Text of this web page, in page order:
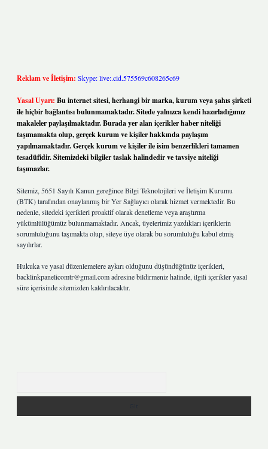
Reklam ve İletişim: Skype: live:.cid.575569c608265c69
Yasal Uyarı: Bu internet sitesi, herhangi bir marka, kurum veya şahıs şirketi
ile hiçbir bağlantısı bulunmamaktadır. Sitede yalnızca kendi hazırladığımız
makaleler paylaşılmaktadır. Burada yer alan içerikler haber niteliği
taşımamakta olup, gerçek kurum ve kişiler hakkında paylaşım
yapılmamaktadır. Gerçek kurum ve kişiler ile isim benzerlikleri tamamen
tesadüfidir. Sitemizdeki bilgiler taslak halindedir ve tavsiye niteliği
taşımazlar.
Sitemiz, 5651 Sayılı Kanun gereğince Bilgi Teknolojileri ve İletişim Kurumu
(BTK) tarafından onaylanmış bir Yer Sağlayıcı olarak hizmet vermektedir. Bu
nedenle, sitedeki içerikleri proaktif olarak denetleme veya araştırma
yükümlülüğümüz bulunmamaktadır. Ancak, üyelerimiz yazdıkları içeriklerin
sorumluluğunu taşımakta olup, siteye üye olarak bu sorumluluğu kabul etmiş
sayılırlar.
Hukuka ve yasal düzenlemelere aykırı olduğunu düşündüğünüz içerikleri,
backlinkpanelicomtr@gmail.comadresine bildirmeniz halinde, ilgili içerikler yasal
süre içerisinde sitemizden kaldırılacaktır.